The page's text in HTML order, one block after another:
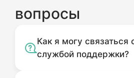
вопросы
Как я могу связаться
службой поддержки?